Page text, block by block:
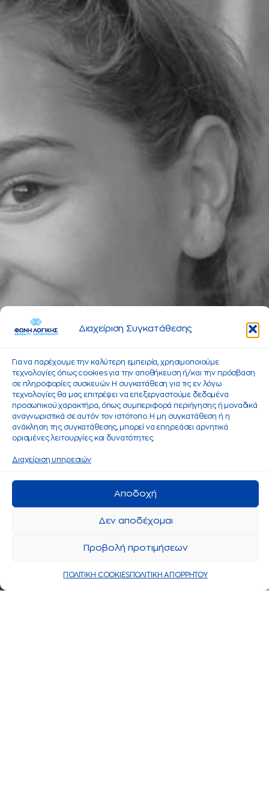
Διαχείριση Συγκατάθεσης
Για να παρέχουμε την καλύτερη εμπειρία, χρησιμοποιούμε
τεχνολογίες όπως cookies για την αποθήκευση ή/και την πρόσβαση
σε πληροφορίες συσκευών. Η συγκατάθεση για τις εν λόγω
τεχνολογίες θα μας επιτρέψει να επεξεργαστούμε δεδομένα
προσωπικού χαρακτήρα, όπως συμπεριφορά περιήγησης ή μοναδικά
αναγνωριστικά σε αυτόν τον ιστότοπο. Η μη συγκατάθεση ή η
ανάκληση της συγκατάθεσης, μπορεί να επηρεάσει αρνητικά
ορισμένες λειτουργίες και δυνατότητες.
Διαχείριση υπηρεσιών
Αποδοχή
Δεν αποδέχομαι
Προβολή προτιμήσεων
ΠΟΛΙΤΙΚΗ COOKIESΠΟΛΙΤΙΚΗ ΑΠΟΡΡΗΤΟΥ